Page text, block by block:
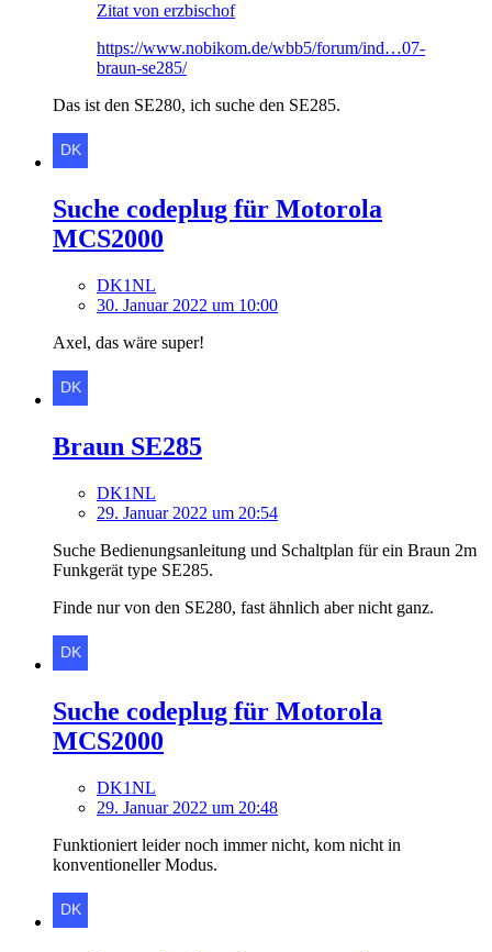
Zitat von erzbischof
https://www.nobikom.de/wbb5/forum/ind…07-
braun-se285/
Das ist den SE280, ich suche den SE285.
Suche codeplug für Motorola
MCS2000
DK1NL
30. Januar 2022 um 10:00
Axel, das wäre super!
Braun SE285
DK1NL
29. Januar 2022 um 20:54
Suche Bedienungsanleitung und Schaltplan für ein Braun 2m
Funkgerät type SE285.
Finde nur von den SE280, fast ähnlich aber nicht ganz.
Suche codeplug für Motorola
MCS2000
DK1NL
29. Januar 2022 um 20:48
Funktioniert leider noch immer nicht, kom nicht in
konventioneller Modus.